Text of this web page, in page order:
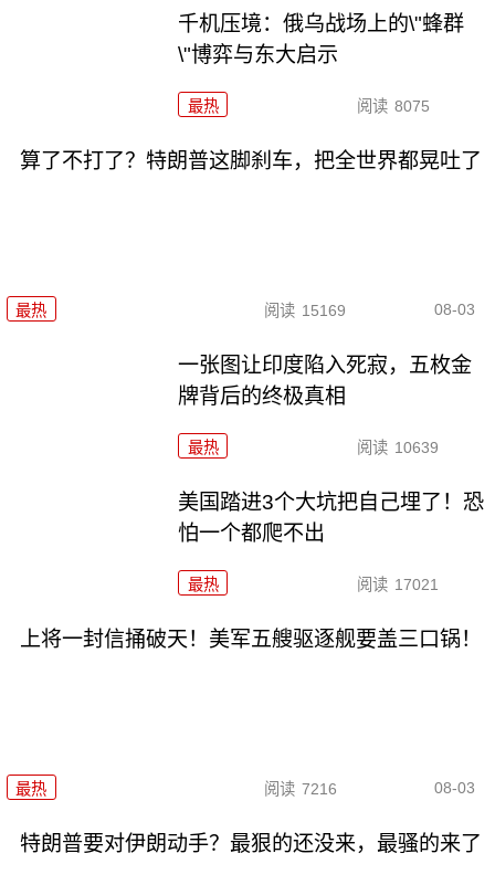
千机压境：俄乌战场上的\"蜂群
\"博弈与东大启示
最热 阅读 8075
算了不打了？特朗普这脚刹车，把全世界都晃吐了
最热 阅读 15169 08-03
一张图让印度陷入死寂，五枚金
牌背后的终极真相
最热 阅读 10639
美国踏进3个大坑把自己埋了！恐
怕一个都爬不出
最热 阅读 17021
上将一封信捅破天！美军五艘驱逐舰要盖三口锅！
最热 阅读 7216 08-03
特朗普要对伊朗动手？最狠的还没来，最骚的来了